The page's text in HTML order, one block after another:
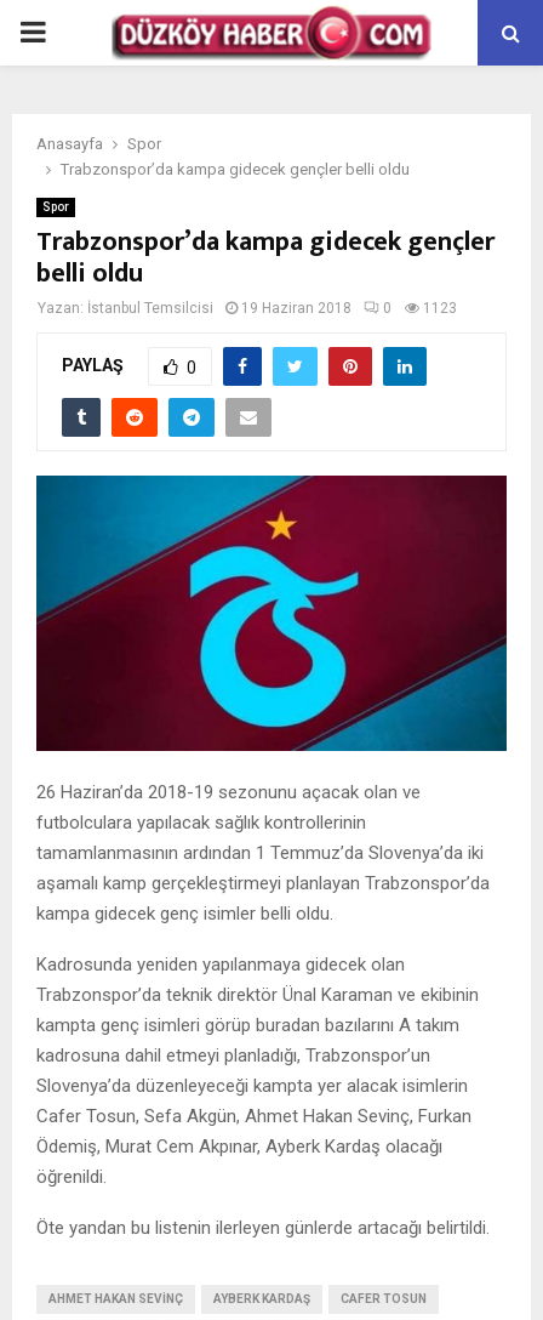
PRIMARY
Anasayfa
Spor
Trabzonspor’da kampa gidecek gençler belli oldu
Spor
Trabzonspor’da kampa gidecek gençler
belli oldu
Yazan: İstanbul Temsilcisi 19 Haziran 2018 0 1123
PAYLAŞ 0
26 Haziran’da 2018-19 sezonunu açacak olan ve
futbolculara yapılacak sağlık kontrollerinin
tamamlanmasının ardından 1 Temmuz’da Slovenya’da iki
aşamalı kamp gerçekleştirmeyi planlayan Trabzonspor’da
kampa gidecek genç isimler belli oldu.
Kadrosunda yeniden yapılanmaya gidecek olan
Trabzonspor’da teknik direktör Ünal Karaman ve ekibinin
kampta genç isimleri görüp buradan bazılarını A takım
kadrosuna dahil etmeyi planladığı, Trabzonspor’un
Slovenya’da düzenleyeceği kampta yer alacak isimlerin
Cafer Tosun, Sefa Akgün, Ahmet Hakan Sevinç, Furkan
Ödemiş, Murat Cem Akpınar, Ayberk Kardaş olacağı
öğrenildi.
Öte yandan bu listenin ilerleyen günlerde artacağı belirtildi.
AHMET HAKAN SEVINÇ AYBERK KARDAŞ CAFER TOSUN